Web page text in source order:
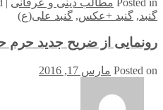
گنبد, گنبد +عکس, گنبد علی(ع)
رونمایی از ضریح جدید
Posted on مارس 17, 2016